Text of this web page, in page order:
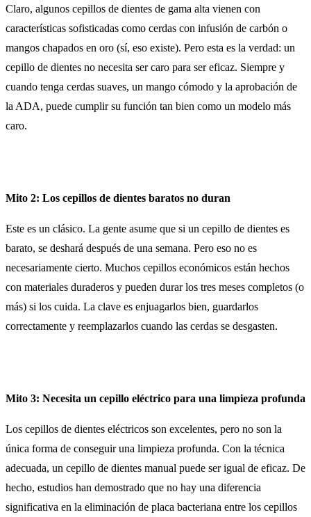
Claro, algunos cepillos de dientes de gama alta vienen con
características sofisticadas como cerdas con infusión de carbón o
mangos chapados en oro (sí, eso existe). Pero esta es la verdad: un
cepillo de dientes no necesita ser caro para ser eficaz. Siempre y
cuando tenga cerdas suaves, un mango cómodo y la aprobación de
la ADA, puede cumplir su función tan bien como un modelo más
caro.
Mito 2: Los cepillos de dientes baratos no duran
Este es un clásico. La gente asume que si un cepillo de dientes es
barato, se deshará después de una semana. Pero eso no es
necesariamente cierto. Muchos cepillos económicos están hechos
con materiales duraderos y pueden durar los tres meses completos (o
más) si los cuida. La clave es enjuagarlos bien, guardarlos
correctamente y reemplazarlos cuando las cerdas se desgasten.
Mito 3: Necesita un cepillo eléctrico para una limpieza profunda
Los cepillos de dientes eléctricos son excelentes, pero no son la
única forma de conseguir una limpieza profunda. Con la técnica
adecuada, un cepillo de dientes manual puede ser igual de eficaz. De
hecho, estudios han demostrado que no hay una diferencia
significativa en la eliminación de placa bacteriana entre los cepillos